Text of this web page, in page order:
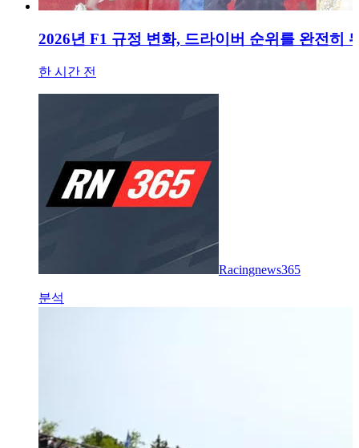
2026년 F1 규정 변화, 드라이버 순위를 완전히
한 시간 전
Racingnews365
분석